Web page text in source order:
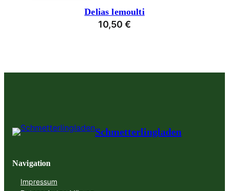
Delias lemoulti
10,50 €
Schmetterlingladen
Navigation
Impressum